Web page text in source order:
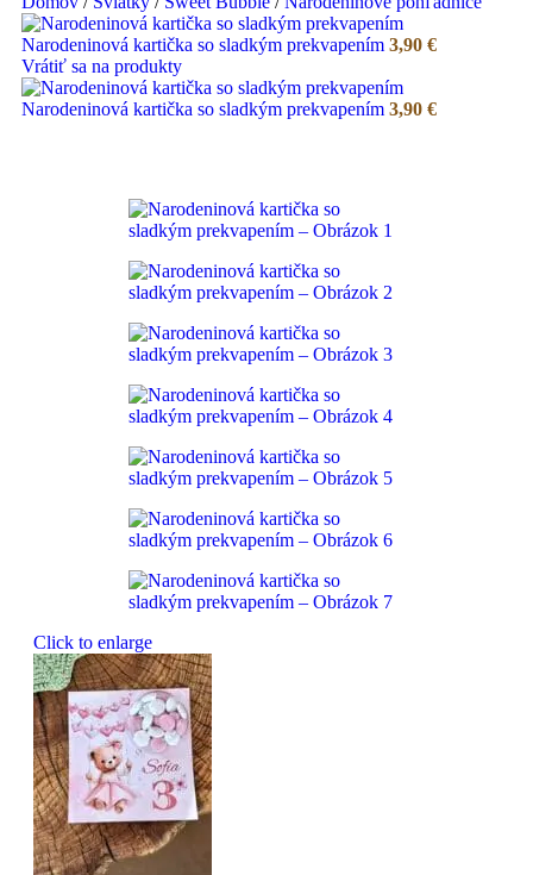
Narodeninová kartička so sladkým prekvapením 3,90 €
Vrátiť sa na produkty
Narodeninová kartička so sladkým prekvapením 3,90 €
Click to enlarge